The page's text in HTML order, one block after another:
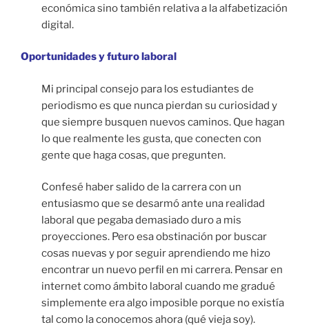
económica sino también relativa a la alfabetización
digital.
Oportunidades y futuro laboral
Mi principal consejo para los estudiantes de
periodismo es que nunca pierdan su curiosidad y
que siempre busquen nuevos caminos. Que hagan
lo que realmente les gusta, que conecten con
gente que haga cosas, que pregunten.
Confesé haber salido de la carrera con un
entusiasmo que se desarmó ante una realidad
laboral que pegaba demasiado duro a mis
proyecciones. Pero esa obstinación por buscar
cosas nuevas y por seguir aprendiendo me hizo
encontrar un nuevo perfil en mi carrera. Pensar en
internet como ámbito laboral cuando me gradué
simplemente era algo imposible porque no existía
tal como la conocemos ahora (qué vieja soy).